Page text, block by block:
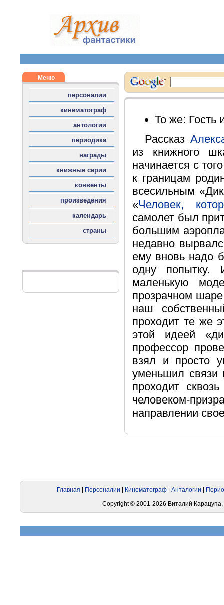
То же: Гость
Рассказ
из книжного
начинается с
к границам
всесильным
«Человек,
самолет был
большим
недавно
ему вновь надо
одну попытку.
маленькую
прозрачном
наш
проходит те же
этой идеей
профессор
взял и просто
уменьшил связи
проходит
человеком-
направлении